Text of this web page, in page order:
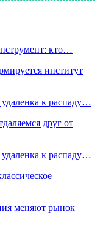
кто…
институт
к распаду…
друг от
к распаду…
меняют рынок